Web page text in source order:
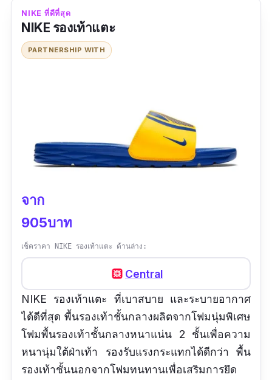
ดีไซน์เท่
NIKE ที่ดีที่สุด
NIKE รองเท้าแตะ
PARTNERSHIP WITH
จาก
905บาท
เช็คราคา NIKE รองเท้าแตะ ด้านล่าง:
Central
NIKE รองเท้าแตะ ที่เบาสบาย และระบายอากาศ
ได้ดีที่สุด พื้นรองเท้าชั้นกลางผลิตจากโฟมนุ่มพิเศษ
โฟมพื้นรองเท้าชั้นกลางหนาแน่น 2 ชั้นเพื่อความ
หนานุ่มใต้ฝ่าเท้า รองรับแรงกระแทกได้ดีกว่า พื้น
รองเท้าชั้นนอกจากโฟมทนทานเพื่อเสริมการยึด